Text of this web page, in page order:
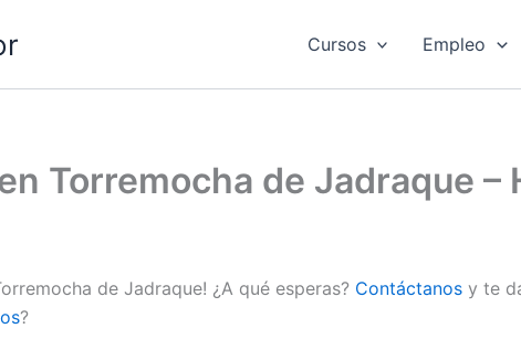
Cursos Empleo
Torremocha de Jadraque –
de Jadraque! ¿A qué esperas? Contáctanos y te
?